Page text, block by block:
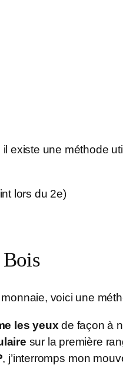
existe une méthode
lors du 2e)
Bois
voici une
les yeuxde façon à
sur la première
, j’interromps mon